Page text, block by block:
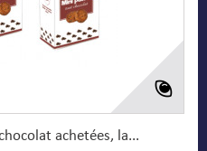
achetées, la...